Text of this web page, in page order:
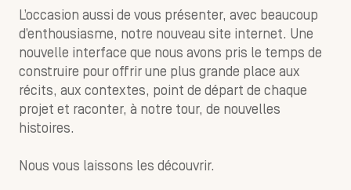
L’occasion aussi de vous présenter, avec beaucoup
d’enthousiasme, notre nouveau site internet. Une
nouvelle interface que nous avons pris le temps de
construire pour offrir une plus grande place aux
récits, aux contextes, point de départ de chaque
projet et raconter, à notre tour, de nouvelles
histoires.
Nous vous laissons les découvrir.